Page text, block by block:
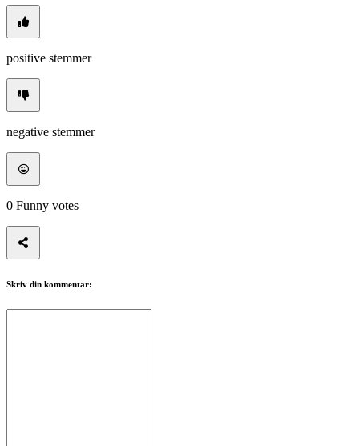
positive stemmer
negative stemmer
0 Funny votes
Skriv din kommentar: